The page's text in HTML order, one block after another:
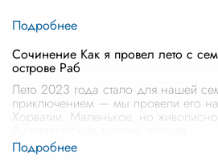
Сочинение Как я провел лето с
острове Раб
Лето 2023 года стало для нашей
приключением — мы провели его
Хорватии. Маленькое, но